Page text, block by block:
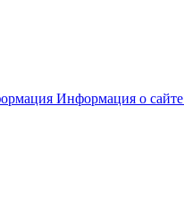
Информация о сайте